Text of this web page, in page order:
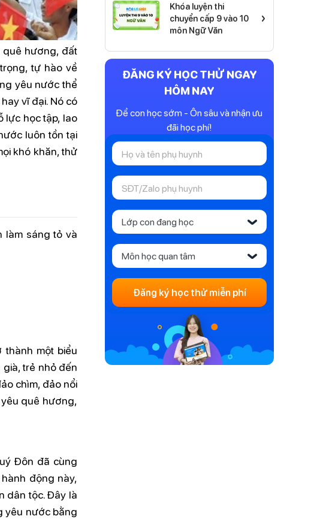
quê hương, đất
tự hào về
yêu nước thể
vĩ đại. Nó có
lực học tập, lao
luôn tồn tại
khó khăn, thử
làm sáng tỏ và
một biểu
trẻ nhỏ đến
chìm, đảo nổi
quê hương,
Đôn đã cùng
động này,
dân tộc. Đây là
yêu nước bằng
Khóa luyện thi
chuyển cấp 9 vào 10
môn Ngữ Văn
›
ĐĂNG KÝ HỌC THỬ NGAY
HÔM NAY
Để con học sớm - Ôn sâu và nhận ưu
đãi học phí!
Lớp con đang học ‹
Môn học quan tâm ‹
Đăng ký học thử miễn phí